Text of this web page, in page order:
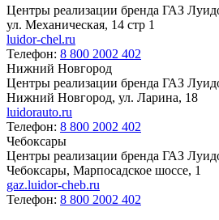
Центры реализации бренда ГАЗ
ул. Механическая, 14 стр 1
luidor-chel.ru
Телефон: 8 800 2002 402
Нижний Новгород
Центры реализации бренда ГАЗ
Нижний Новгород, ул. Ларина, 18
luidorauto.ru
Телефон: 8 800 2002 402
Чебоксары
Центры реализации бренда ГАЗ
Чебоксары, Марпосадское шоссе, 1
gaz.luidor-cheb.ru
Телефон: 8 800 2002 402